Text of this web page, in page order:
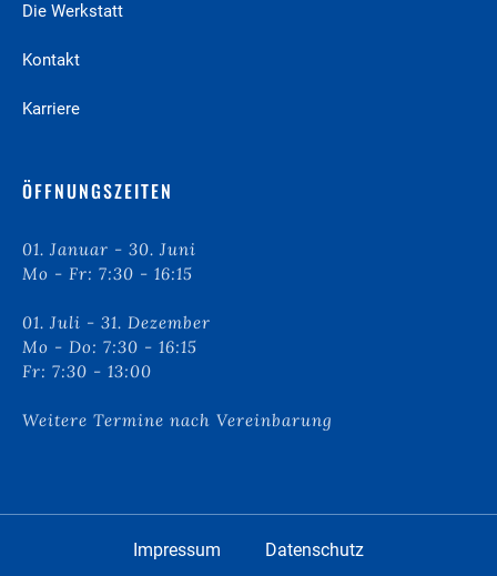
Die Werkstatt
Kontakt
Karriere
ÖFFNUNGSZEITEN
01. Januar - 30. Juni
Mo - Fr: 7:30 - 16:15
01. Juli - 31. Dezember
Mo - Do: 7:30 - 16:15
Fr: 7:30 - 13:00
Weitere Termine nach Vereinbarung
Impressum Datenschutz